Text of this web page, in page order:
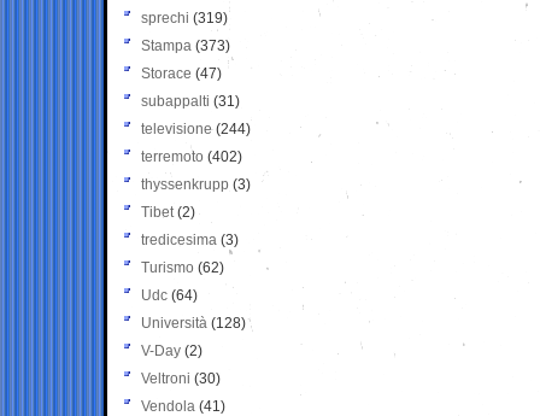
sprechi (319)
Stampa (373)
Storace (47)
subappalti (31)
televisione(244)
terremoto (402)
thyssenkrupp (3)
Tibet(2)
tredicesima (3)
Turismo (62)
Udc (64)
Università (128)
V-Day (2)
Veltroni (30)
Vendola (41)